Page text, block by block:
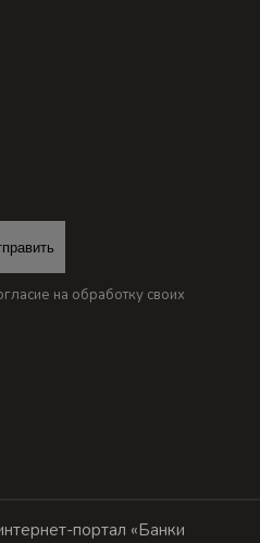
на обработку своих
портал «Банки